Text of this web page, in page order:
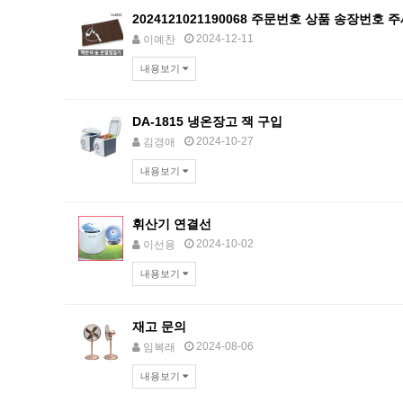
2024121021190068 주문번호 상품 송장번호 주
이예찬 2024-12-11
내용보기
DA-1815 냉온장고 잭 구입
김경애 2024-10-27
내용보기
휘산기 연결선
이선용 2024-10-02
내용보기
재고 문의
임복래 2024-08-06
내용보기